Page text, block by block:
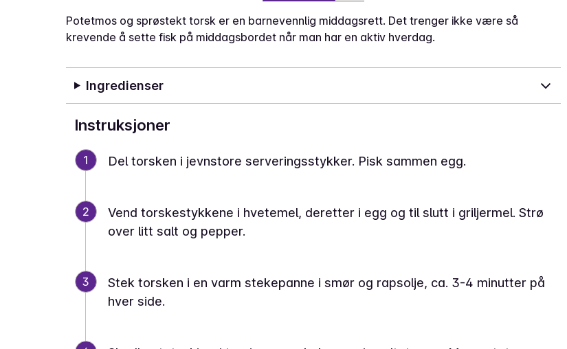
Potetmos og sprøstekt torsk er en barnevennlig middagsrett. Det trenger ikke være så
krevende å sette fisk på middagsbordet når man har en aktiv hverdag.
Ingredienser
Instruksjoner
1 Del torsken i jevnstore serveringsstykker. Pisk sammen egg.
2
Vend torskestykkene i hvetemel, deretter i egg og til slutt i griljermel. Strø
over litt salt og pepper.
3
Stek torsken i en varm stekepanne i smør og rapsolje, ca. 3-4 minutter på
hver side.